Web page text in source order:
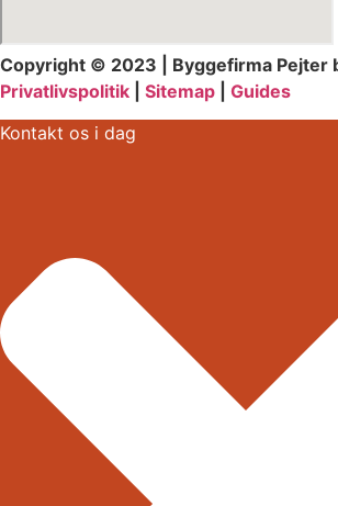
Copyright © 2023 | Byggefirma Pejter
Privatlivspolitik
Sitemap
Guides
Kontakt os i dag